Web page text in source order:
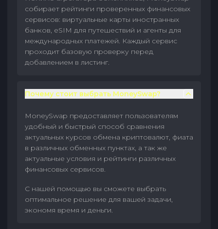
собирает рейтинги проверенных финансовых
сервисов: виртуальные карты иностранных
банков, eSIM для путешествий и агенты для
международных платежей. Каждый сервис
проходит базовую проверку перед
добавлением в листинг.
Почему стоит выбрать MoneySwap?
MoneySwap предоставляет пользователям
удобный и быстрый способ сравнения
актуальных курсов обмена криптовалют, фиата
в различных обменных пунктах, а так же
актуальные условия и рейтинги различных
финансовых сервисов.
С нашей помощью вы сможете выбрать
оптимальное решение для вашей задачи,
экономя время и деньги.